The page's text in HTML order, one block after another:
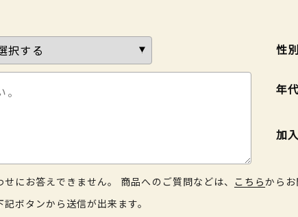
性別
年
加
にお答えできません。 商品へのご質問などは、 こちらからお
ボタンから送信が出来ます。